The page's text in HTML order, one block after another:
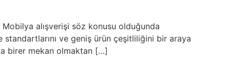
alışverişi söz konusu olduğunda
ve geniş ürün çeşitliliğini bir araya
birer mekan olmaktan […]